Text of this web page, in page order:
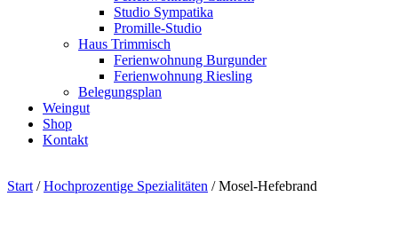
Studio Sympatika
Promille-Studio
Haus Trimmisch
Ferienwohnung Burgunder
Ferienwohnung Riesling
Belegungsplan
Weingut
Shop
Kontakt
Start /Hochprozentige Spezialitäten / Mosel-Hefebrand